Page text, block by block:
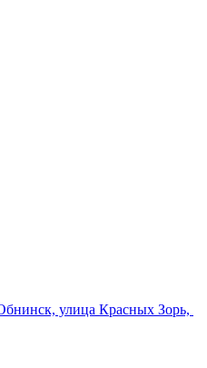
улица Красных Зорь,